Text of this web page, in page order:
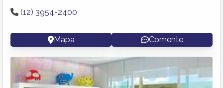
(12) 3954-2400
Mapa Comente